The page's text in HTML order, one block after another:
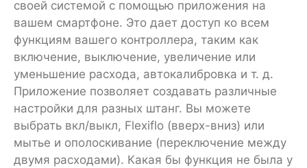
своей системой с помощью приложения на
вашем смартфоне. Это дает доступ ко всем
функциям вашего контроллера, таким как
включение, выключение, увеличение или
уменьшение расхода, автокалибровка и т. д.
Приложение позволяет создавать различные
настройки для разных штанг. Вы можете
выбрать вкл/выкл, Flexiflo (вверх-вниз) или
мытье и ополоскивание (переключение между
двумя расходами). Какая бы функция не была у